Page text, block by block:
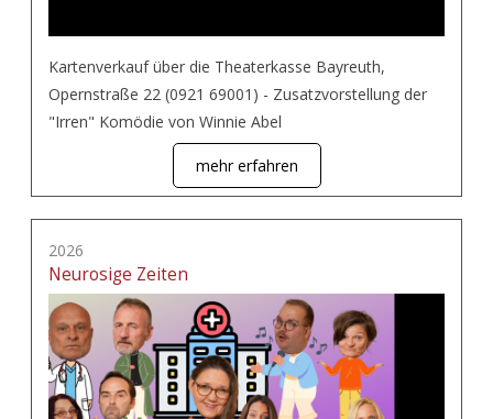
Kartenverkauf über die Theaterkasse Bayreuth,
Opernstraße 22 (0921 69001) - Zusatzvorstellung der
"Irren" Komödie von Winnie Abel
mehr erfahren
2026
Neurosige Zeiten